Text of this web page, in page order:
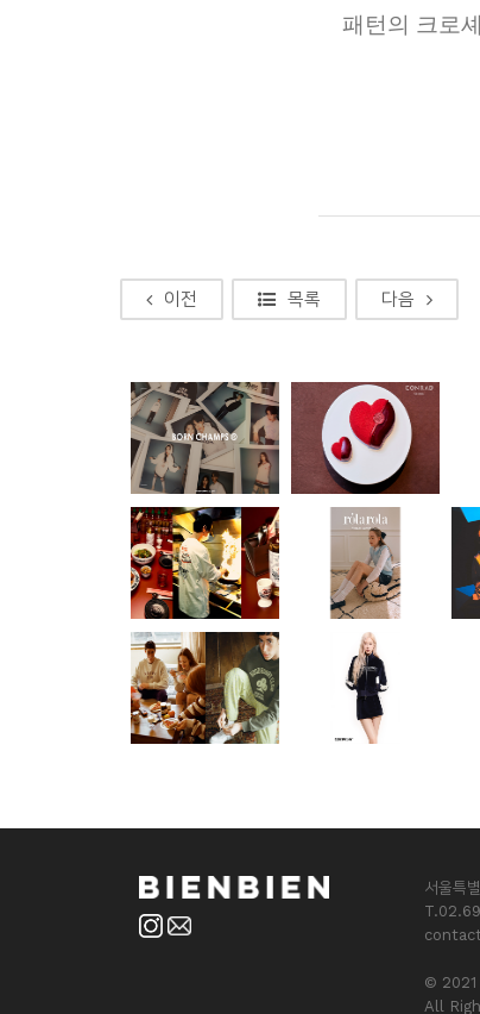
패턴의 크로
이전 목록 다음
서울특
© 2021
All